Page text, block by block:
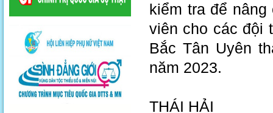
kiểm tra để
viên cho các đội
Bắc Tân Uyên
năm 2023.
THÁI HẢI